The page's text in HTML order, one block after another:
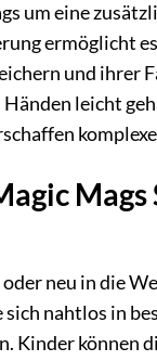
um eine
ermöglicht
und ihrer
leicht
Mags
neu in die
sich nahtlos in
Kinder können